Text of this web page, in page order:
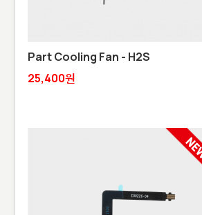
Part Cooling Fan - H2S
25,400원